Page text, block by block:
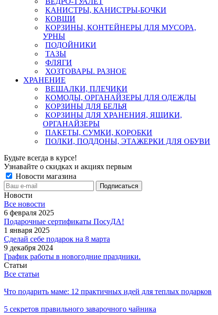
КАНИСТРЫ, КАНИСТРЫ-БОЧКИ
КОВШИ
КОРЗИНЫ, КОНТЕЙНЕРЫ ДЛЯ МУСОРА,
УРНЫ
ПОДОЙНИКИ
ТАЗЫ
ФЛЯГИ
ХОЗТОВАРЫ. РАЗНОЕ
ХРАНЕНИЕ
ВЕШАЛКИ, ПЛЕЧИКИ
КОМОДЫ, ОРГАНАЙЗЕРЫ ДЛЯ ОДЕЖДЫ
КОРЗИНЫ ДЛЯ БЕЛЬЯ
КОРЗИНЫ ДЛЯ ХРАНЕНИЯ, ЯЩИКИ,
ОРГАНАЙЗЕРЫ
ПАКЕТЫ, СУМКИ, КОРОБКИ
ПОЛКИ, ПОДДОНЫ, ЭТАЖЕРКИ ДЛЯ ОБУВИ
Будьте всегда в курсе!
Узнавайте о скидках и акциях первым
Новости магазина
Новости
Все новости
6 февраля 2025
Подарочные сертификаты ПосуДА!
1 января 2025
Сделай себе подарок на 8 марта
9 декабря 2024
График работы в новогодние праздники.
Статьи
Все статьи
Что подарить маме: 12 практичных идей для теплых подарков
5 секретов правильного заварочного чайника